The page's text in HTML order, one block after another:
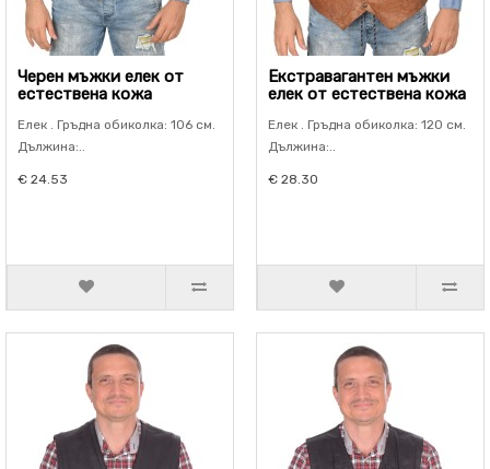
Черен мъжки елек от
естествена кожа
Елек . Гръдна обиколка: 106 см.
Дължина:..
€ 24.53
Екстравагантен мъжки
елек от естествена кожа
Елек . Гръдна обиколка: 120 см.
Дължина:..
€ 28.30